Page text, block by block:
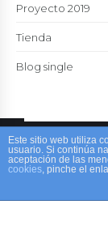
Proyecto 2019
Tienda
Blog single
Este sitio web utiliza
usuario. Si continúa
aceptación de las
cookies, pinche el